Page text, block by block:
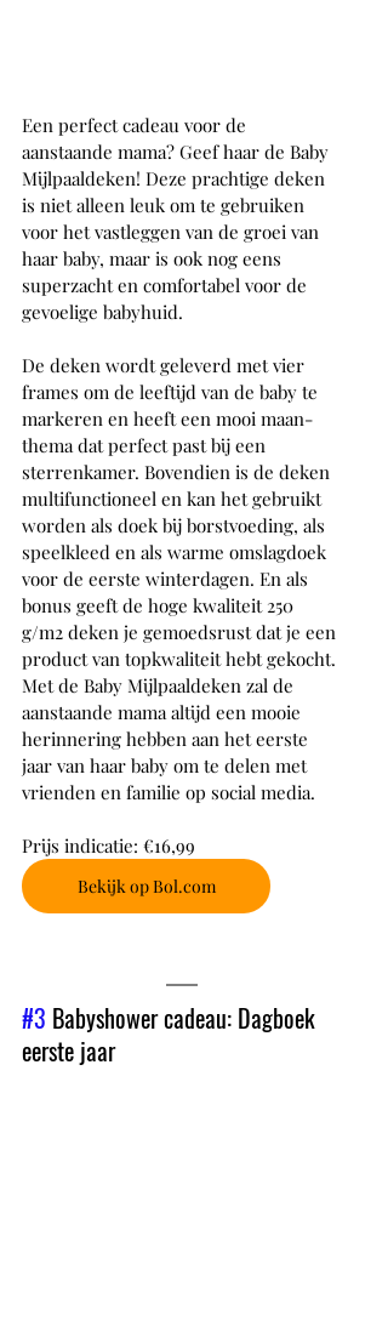
Een perfect cadeau voor de
aanstaande mama? Geef haar de Baby
Mijlpaaldeken! Deze prachtige deken
is niet alleen leuk om te gebruiken
voor het vastleggen van de groei van
haar baby, maar is ook nog eens
superzacht en comfortabel voor de
gevoelige babyhuid.
De deken wordt geleverd met vier
frames om de leeftijd van de baby te
markeren en heeft een mooi maan-
thema dat perfect past bij een
sterrenkamer. Bovendien is de deken
multifunctioneel en kan het gebruikt
worden als doek bij borstvoeding, als
speelkleed en als warme omslagdoek
voor de eerste winterdagen. En als
bonus geeft de hoge kwaliteit 250
g/m2 deken je gemoedsrust dat je een
product van topkwaliteit hebt gekocht.
Met de Baby Mijlpaaldeken zal de
aanstaande mama altijd een mooie
herinnering hebben aan het eerste
jaar van haar baby om te delen met
vrienden en familie op social media.
Prijs indicatie: €16,99
Bekijk op Bol.com
#3 Babyshower cadeau: Dagboek
eerste jaar